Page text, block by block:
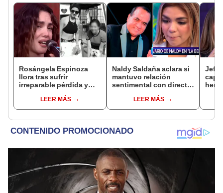
Rosángela Espinoza
llora tras sufrir
irreparable pérdida y
mensaje: "Descansa en
paz, mi bebé"
LEER MÁS
Naldy Saldaña aclara si
mantuvo relación
sentimental con director
denunciarlo por
tocamientos: “Me
LEER MÁS